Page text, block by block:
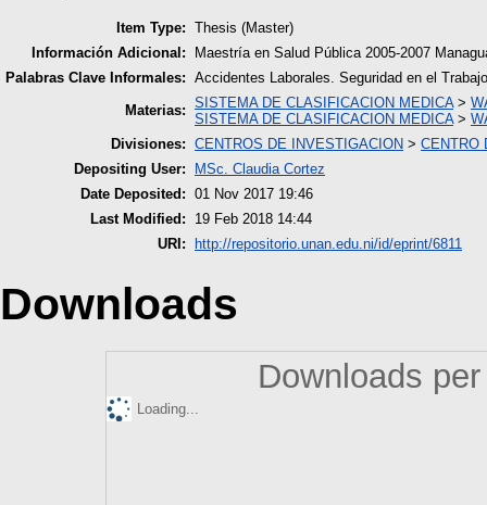
Item Type: Thesis (Master)
Información Adicional:
Maestría en Salud Pública 2005-2007
Palabras Clave Informales: Accidentes Laborales. Seguridad en el
Materias: SISTEMA DE CLASIFICACION MEDICA>
SISTEMA DE CLASIFICACION MEDICA>
Divisiones: CENTROS DE INVESTIGACION > CENTRO
Depositing User:
MSc. Claudia Cortez
Date Deposited: 01 Nov 2017 19:46
Last Modified:
19 Feb 2018 14:44
URI:
http://repositorio.unan.edu.ni/id/eprint/6811
Downloads
Downloads
Loading...